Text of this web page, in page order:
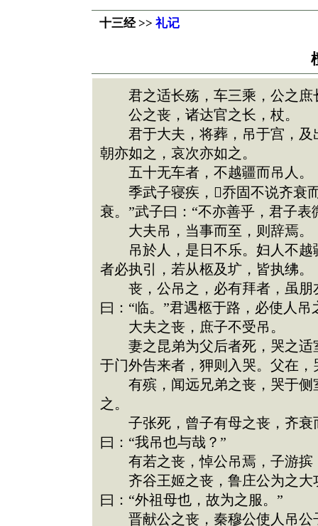
十三经 >> 礼记
君之适长殇，车三乘，公之庶
公之丧，诸达官之长，杖。
君于大夫，将葬，吊于宫，及
朝亦如之，哀次亦如之。
五十无车者，不越疆而吊人。
季武子寝疾，乔固不说齐衰而
衰。”武子曰：“不亦善乎，君子
大夫吊，当事而至，则辞焉。
吊於人，是日不乐。妇人不越
者必执引，若从柩及圹，皆执绋。
丧，公吊之，必有拜者，虽朋
曰：“临。”君遇柩于路，必使人吊
大夫之丧，庶子不受吊。
妻之昆弟为父后者死，哭之适
于门外告来者，狎则入哭。父在
有殡，闻远兄弟之丧，哭于侧
之。
子张死，曾子有母之丧，齐衰
曰：“我吊也与哉？”
有若之丧，悼公吊焉，子游摈
齐谷王姬之丧，鲁庄公为之大
曰：“外祖母也，故为之服。”
晋献公之丧，秦穆公使人吊公